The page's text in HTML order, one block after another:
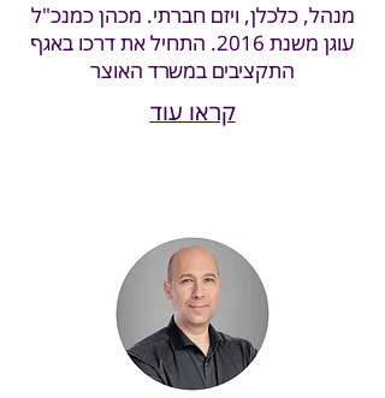
מנהל, כלכלן, ויזם חברתי. מכהן כמנכ"ל
עוגן משנת 2016. התחיל את דרכו באגף
התקציבים במשרד האוצר
קראו עוד